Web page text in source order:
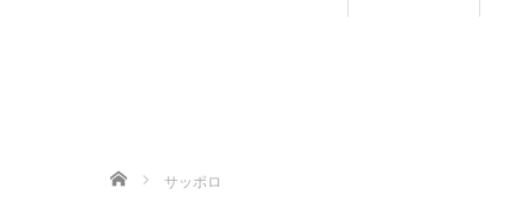
ホーム サッポロ